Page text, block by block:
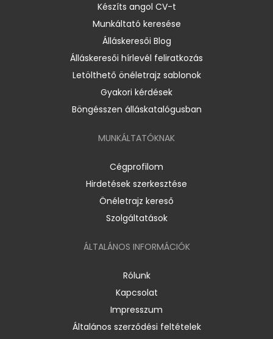
Készíts angol CV-t
Munkáltató keresése
Álláskeresői Blog
Álláskeresői hírlevél feliratkozás
Letölthető önéletrajz sablonok
Gyakori kérdések
Böngésszen álláskatalógusban
MUNKÁLTATÓKNAK
Cégprofilom
Hirdetések szerkesztése
Önéletrajz kereső
Szolgáltatások
ÁLTALÁNOS INFORMÁCIÓK
Rólunk
Kapcsolat
Impresszum
Általános szerződési feltételek